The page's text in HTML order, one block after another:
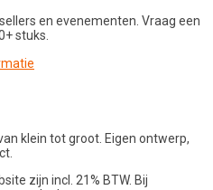
en evenementen. Vraag een
stuks.
klein tot groot. Eigen ontwerp,
zijn incl. 21% BTW. Bij